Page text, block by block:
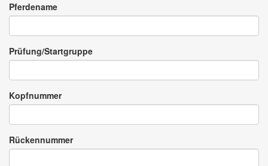
Pferdename
Prüfung/Startgruppe
Kopfnummer
Rückennummer